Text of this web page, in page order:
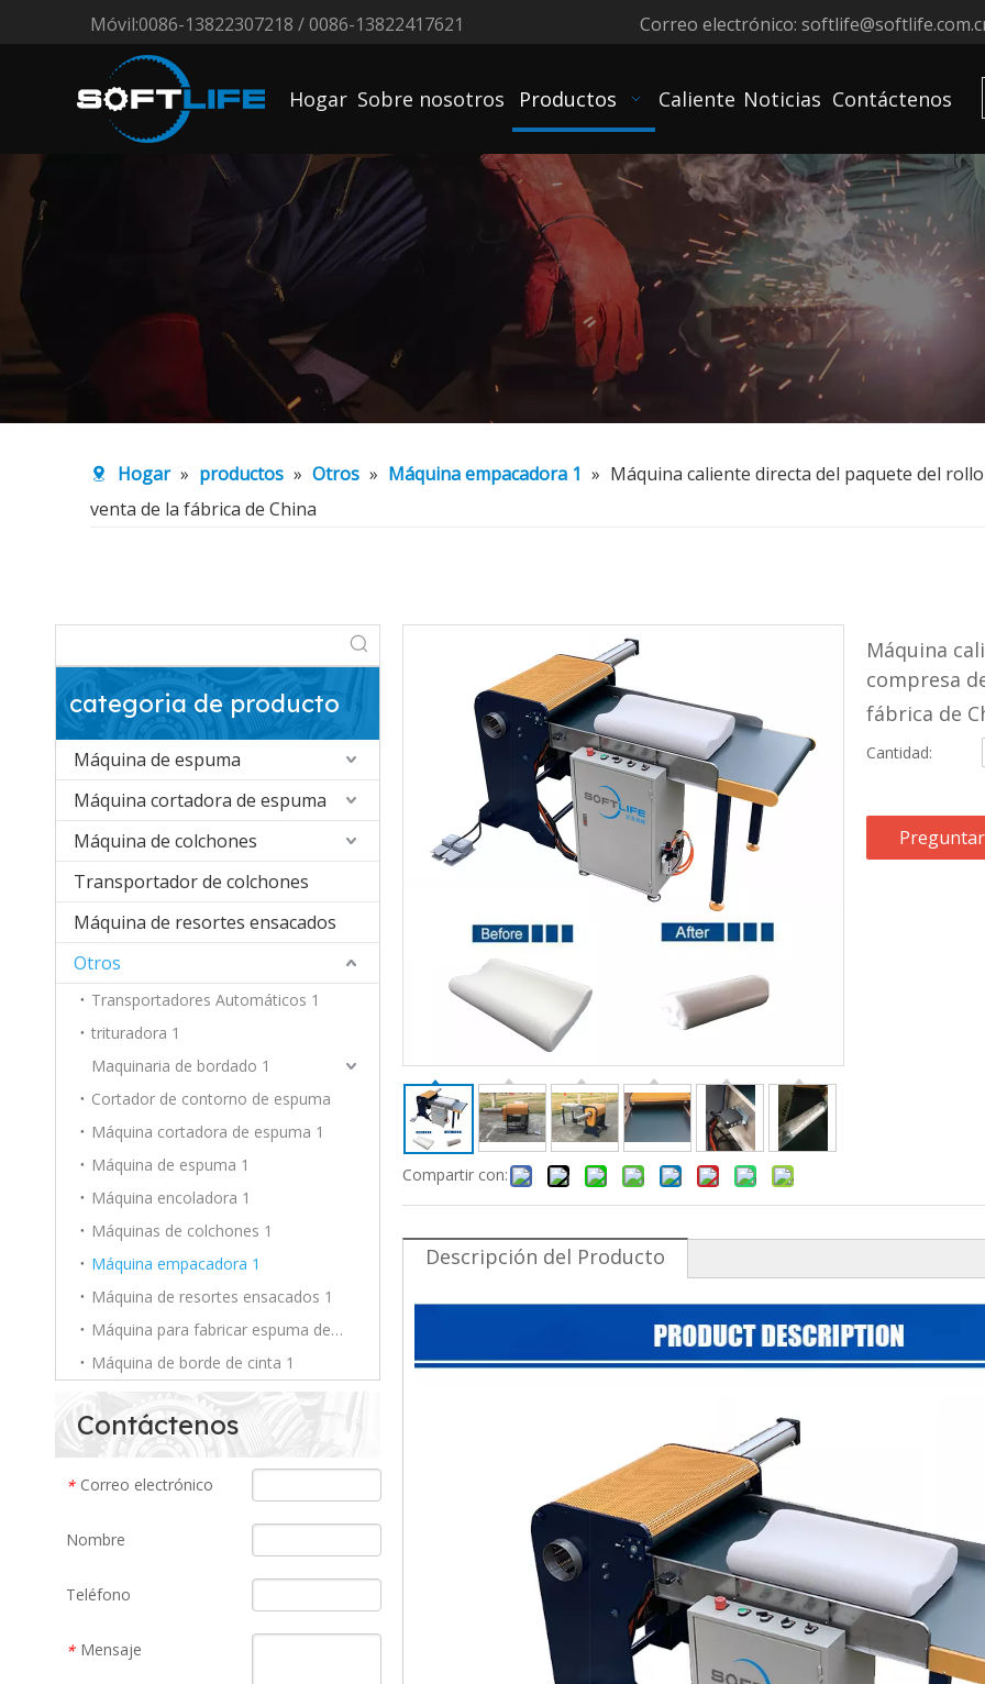
Móvil:0086-13822307218 / 0086-13822417621 Correo electrónico:
Hogar Sobre nosotros Productos Caliente Noticias Contáctenos
Hogar » productos » Otros » Máquina empacadora 1 » Máquina caliente directa del paquete del
venta de la fábrica de China
categoria de producto
Máquina de espuma
Máquina cortadora de espuma
Máquina de colchones
Transportador de colchones
Máquina de resortes ensacados
Otros
Transportadores Automáticos 1
trituradora 1
Maquinaria de bordado 1
Cortador de contorno de espuma
Máquina cortadora de espuma 1
Máquina de espuma 1
Máquina encoladora 1
Máquinas de colchones 1
Máquina empacadora 1
Máquina de resortes ensacados 1
Máquina para fabricar espuma de PU 1
Máquina de borde de cinta 1
Contáctenos
* Correo electrónico
Nombre
Teléfono
* Mensaje
Compartir con:
Máquina
compresa
fábrica de
Cantidad:
Preguntar
Descripción del Producto